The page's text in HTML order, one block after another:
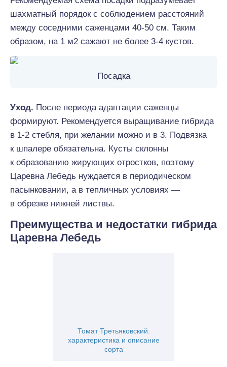
шахматный порядок с соблюдением расстояний
между соседними саженцами 40-50 см. Таким
образом, на 1 м2 сажают не более 3-4 кустов.
Посадка
Уход. После периода адаптации саженцы
формируют. Рекомендуется выращивание гибрида
в 1-2 стебля, при желании можно и в 3. Подвязка
к шпалере обязательна. Кусты склонны
к образованию жирующих отростков, поэтому
Царевна Лебедь нуждается в периодическом
пасынковании, а в тепличных условиях —
в обрезке нижней листвы.
Преимущества и недостатки гибрида
Царевна Лебедь
Томат Третьяковский:
характеристика и описание
сорта